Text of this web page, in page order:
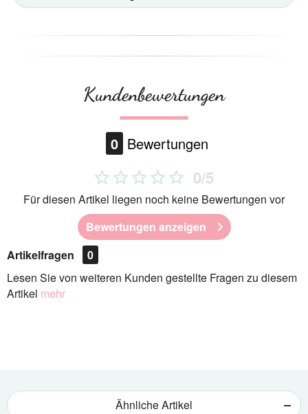
Kundenbewertungen
0 Bewertungen
0/5
Für diesen Artikel liegen noch keine Bewertungen vor
Bewertungen anzeigen
Artikelfragen
0
Lesen Sie von weiteren Kunden gestellte Fragen zu diesem
Artikel mehr
Ähnliche Artikel